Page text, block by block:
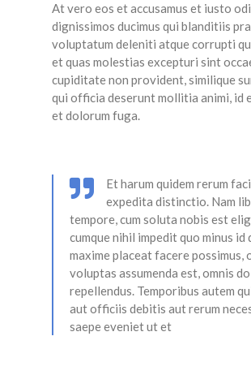
At vero eos et accusamus et iusto
dignissimos ducimus qui blanditiis
voluptatum deleniti atque corrupti
et quas molestias excepturi sint
cupiditate non provident, similique
qui officia deserunt mollitia animi, id
et dolorum fuga.
Et harum quidem rerum
expedita distinctio. Nam
tempore, cum soluta nobis est
cumque nihil impedit quo minus id
maxime placeat facere possimus,
voluptas assumenda est, omnis
repellendus. Temporibus autem
aut officiis debitis aut rerum
saepe eveniet ut et